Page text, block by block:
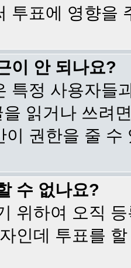
투표에 영향을
이 안 되나요?
특정 사용자들
읽거나 쓰려
이 권한을 줄
수 없나요?
위하여 오직
인데 투표를